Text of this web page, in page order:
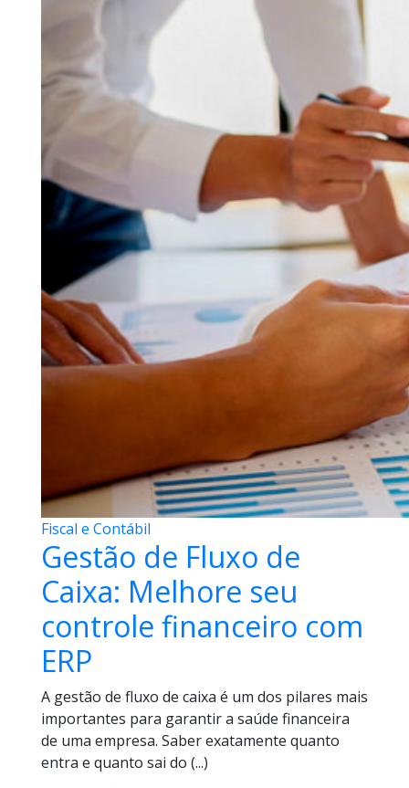
Fiscal e Contábil
Gestão de Fluxo de
Caixa: Melhore seu
controle financeiro com
ERP
A gestão de fluxo de caixa é um dos pilares mais
importantes para garantir a saúde financeira
de uma empresa. Saber exatamente quanto
entra e quanto sai do (...)